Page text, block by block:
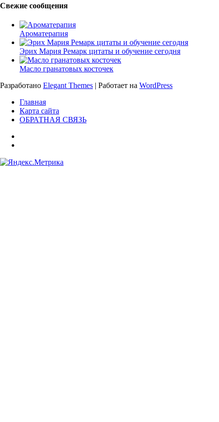
Свежие сообщения
Ароматерапия
Эрих Мария Ремарк цитаты и обучение сегодня
Масло гранатовых косточек
Разработано Elegant Themes | Работает на WordPress
Главная
Карта сайта
ОБРАТНАЯ СВЯЗЬ